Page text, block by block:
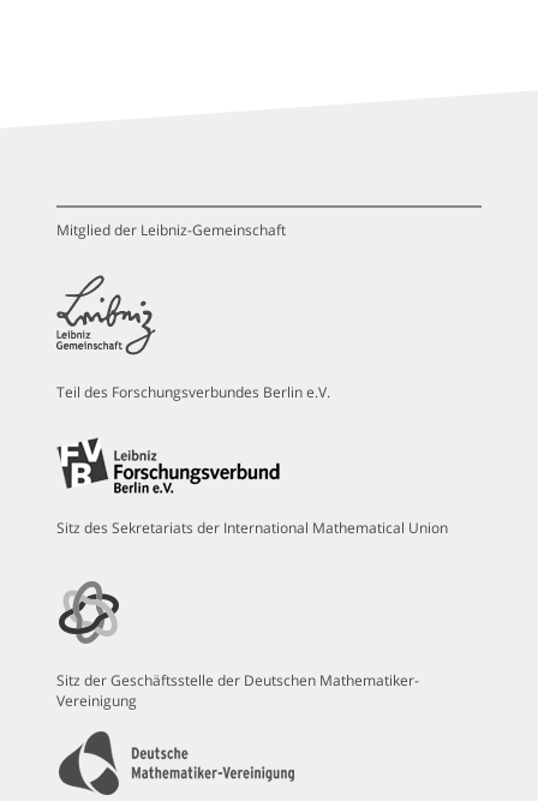
Mitglied der Leibniz-Gemeinschaft
Teil des Forschungsverbundes Berlin e.V.
Sitz des Sekretariats der International Mathematical Union
Sitz der Geschäftsstelle der Deutschen Mathematiker-
Vereinigung